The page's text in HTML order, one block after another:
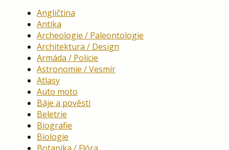
Angličtina
Antika
Archeologie / Paleontologie
Architektura / Design
Armáda / Policie
Astronomie / Vesmír
Atlasy
Auto moto
Báje a pověsti
Beletrie
Biografie
Biologie